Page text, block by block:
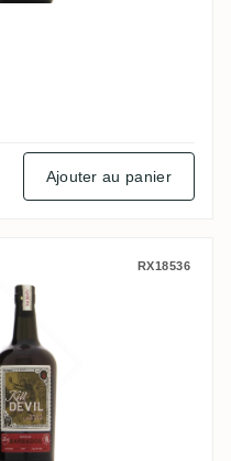
Ajouter au panier
RX18536